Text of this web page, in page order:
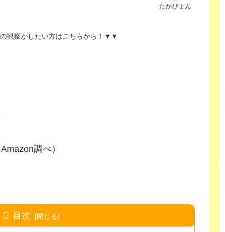
たかぴょん
観察がしたい方はこちらから！▼▼
調べ）
目次